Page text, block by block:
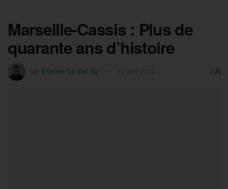
Marseille-Cassis : Plus de
quarante ans d’histoire
Etienne Le Van Ky AA